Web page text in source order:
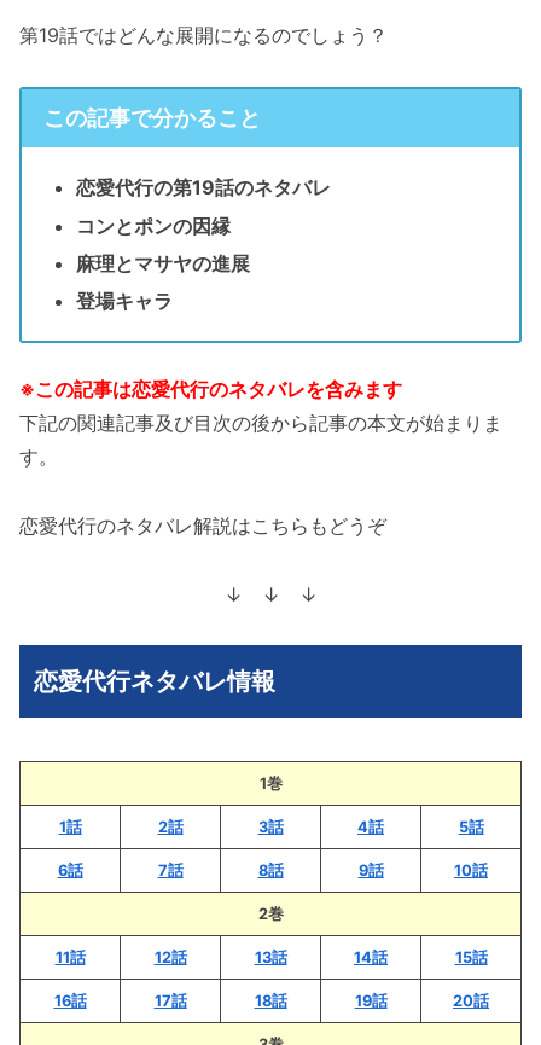
第19話ではどんな展開になるのでしょう？
この記事で分かること
恋愛代行の第19話のネタバレ
コンとポンの因縁
麻理とマサヤの進展
登場キャラ
※この記事は恋愛代行のネタバレを含みます
下記の関連記事及び目次の後から記事の本文が始まりま
す。
恋愛代行のネタバレ解説はこちらもどうぞ
↓ ↓ ↓
恋愛代行ネタバレ情報
1巻
1話 2話 3話 4話 5話
6話 7話 8話 9話 10話
2巻
11話 12話 13話 14話 15話
16話 17話 18話 19話 20話